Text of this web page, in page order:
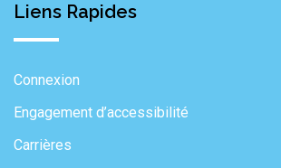
Liens Rapides
Connexion
Engagement d’accessibilité
Carrières